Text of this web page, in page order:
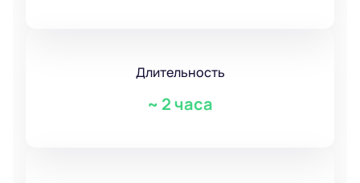
Длительность
~ 2 часа